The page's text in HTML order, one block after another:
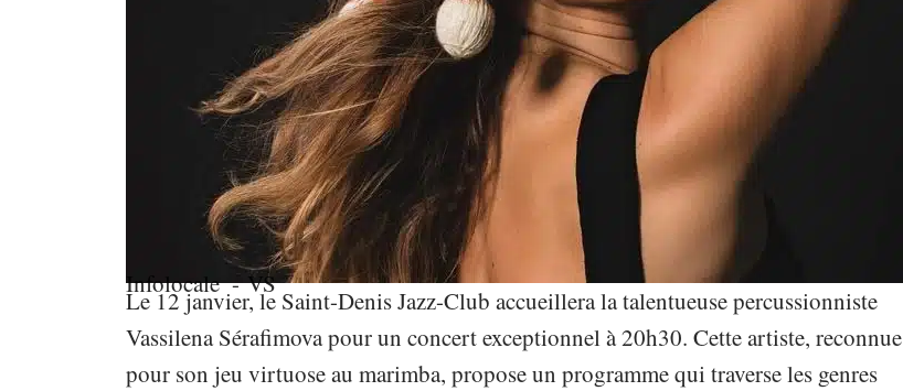
Infolocale- VS
Le 12 janvier, le Saint-Denis Jazz-Club accueillera la talentueuse percussionniste
Vassilena Sérafimova pour un concert exceptionnel à 20h30. Cette artiste, reconnue
pour son jeu virtuose au marimba, propose un programme qui traverse les genres